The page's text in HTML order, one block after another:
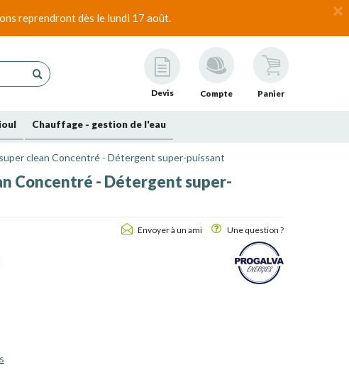
reprendront dès le lundi 17 août.
Devis Compte Panier
Chauffage - gestion de l'eau
clean Concentré - Détergent super-puissant
Concentré - Détergent super-
Envoyer à un ami Une question ?